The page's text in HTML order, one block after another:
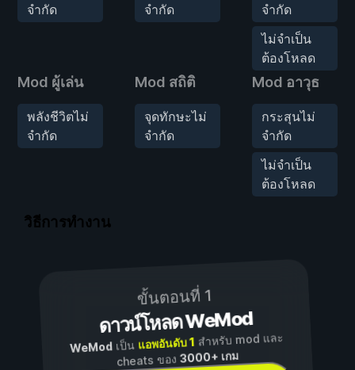
จำกัด
จำกัด
จำกัด
ไม่จำเป็น
ต้องโหลด
Mod ผู้เล่น
พลังชีวิตไม่
จำกัด
Mod สถิติ
จุดทักษะไม่
จำกัด
Mod อาวุธ
กระสุนไม่
จำกัด
ไม่จำเป็น
ต้องโหลด
วิธีการทำงาน
ขั้นตอนที่ 1
ดาวน์โหลด WeMod
WeModเป็น แอพอันดับ 1 สำหรับ mod และ
cheats ของ3000+ เกม